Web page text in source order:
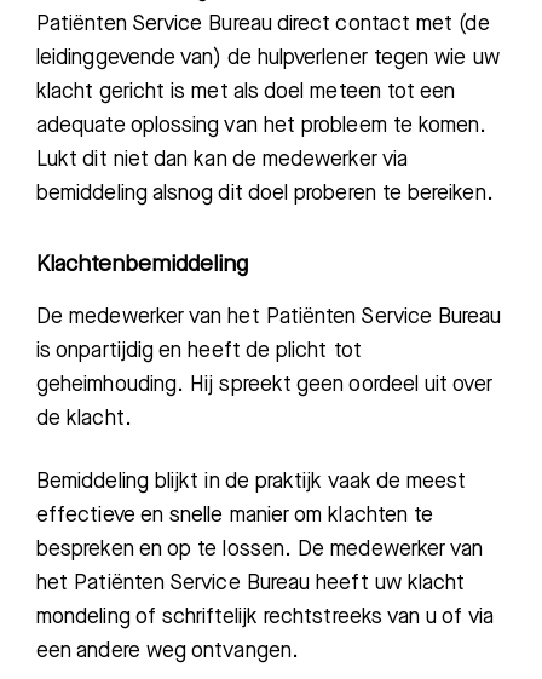
Patiënten Service Bureaudirect contact met (de
leidinggevende van) de hulpverlener tegen wie uw
klacht gericht is met als doel meteen tot een
adequate oplossing van het probleem te komen.
Lukt dit niet dan kan de medewerker via
bemiddeling alsnog dit doel proberen te bereiken.
Klachtenbemiddeling
De medewerker van het Patiënten Service Bureau
is onpartijdig en heeft de plicht tot
geheimhouding. Hij spreekt geen oordeel uit over
de klacht.
Bemiddeling blijkt in de praktijk vaak de meest
effectieve en snelle manier om klachten te
bespreken en op te lossen. De medewerker van
het Patiënten Service Bureau heeft uw klacht
mondeling of schriftelijk rechtstreeks van u of via
een andere weg ontvangen.